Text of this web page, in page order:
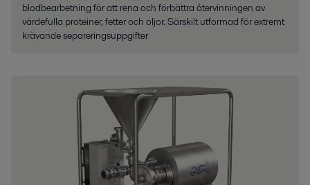
blodbearbetning för att rena och förbättra återvinningen av
värdefulla proteiner, fetter och oljor. Särskilt utformad för extremt
krävande separeringsuppgifter